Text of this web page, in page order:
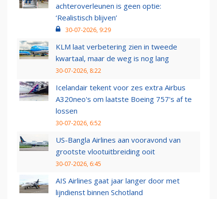
achteroverleunen is geen optie:
‘Realistisch blijven’
30-07-2026, 9:29
KLM laat verbetering zien in tweede
kwartaal, maar de weg is nog lang
30-07-2026, 8:22
Icelandair tekent voor zes extra Airbus
A320neo's om laatste Boeing 757's af te
lossen
30-07-2026, 6:52
US-Bangla Airlines aan vooravond van
grootste vlootuitbreiding ooit
30-07-2026, 6:45
AIS Airlines gaat jaar langer door met
lijndienst binnen Schotland